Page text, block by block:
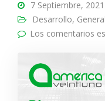
7 Septiembre, 2021
Desarrollo, General
Los comentarios